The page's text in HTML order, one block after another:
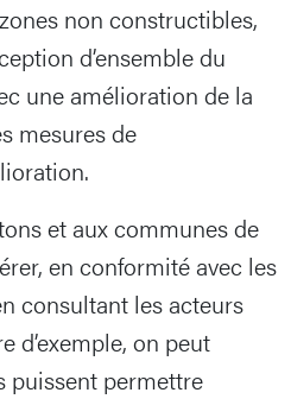
non constructibles,
d’ensemble du
une amélioration de la
mesures de
et aux communes de
en conformité avec les
consultant les acteurs
d’exemple, on peut
puissent permettre